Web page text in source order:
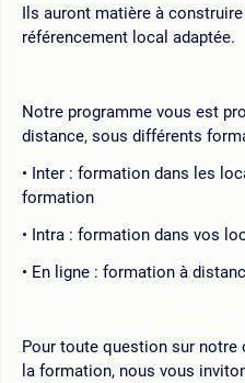
Ils auront matière à
référencement local adaptée.
Notre programme vous est
distance, sous différents
Inter : formation dans les
formation
Intra : formation dans vos
En ligne : formation à
Pour toute question sur notre
la formation, nous vous